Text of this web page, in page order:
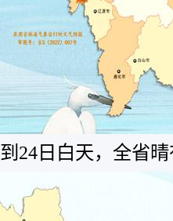
24日白天，全省